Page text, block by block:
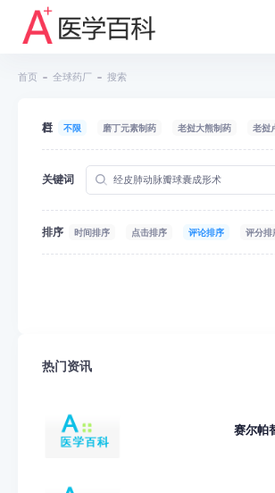
首页 全球药厂 搜索
栏目 不限 磨丁元素制药 老挝大熊制药 老挝
关键词
排序 时间排序 点击排序 评论排序 评分排
热门资讯
赛尔帕